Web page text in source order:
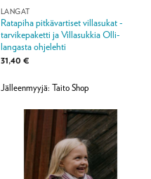
LANGAT
Ratapiha pitkävartiset villasukat -
tarvikepaketti ja Villasukkia Olli-
langasta ohjelehti
31,40 €
Jälleenmyyjä: Taito Shop